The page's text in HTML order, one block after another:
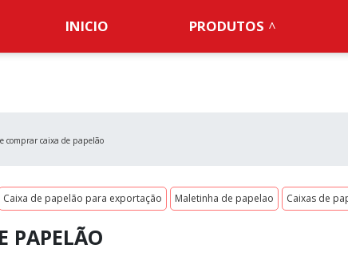
INICIO PRODUTOS
comprar caixa de papelão
Caixa de papelão para exportação Maletinha de papelao Caixas de
PAPELÃO